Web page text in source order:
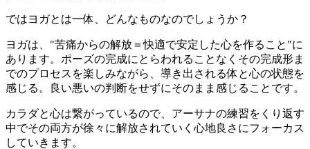
ではヨガとは一体、どんなものなのでしょうか？
ヨガは、"苦痛からの解放＝快適で安定した心を作ること"に
あります。 ポーズの完成にとらわれることなくその完成形ま
でのプロセスを楽しみながら、導き出される体と心の状態を
感じる。
良い悪いの判断をせずにそのまま感じることです。
カラダと心は繋がっているので、アーサナの練習をくり返す
中でその両方が徐々に解放されていく心地良さにフォーカス
していきます。